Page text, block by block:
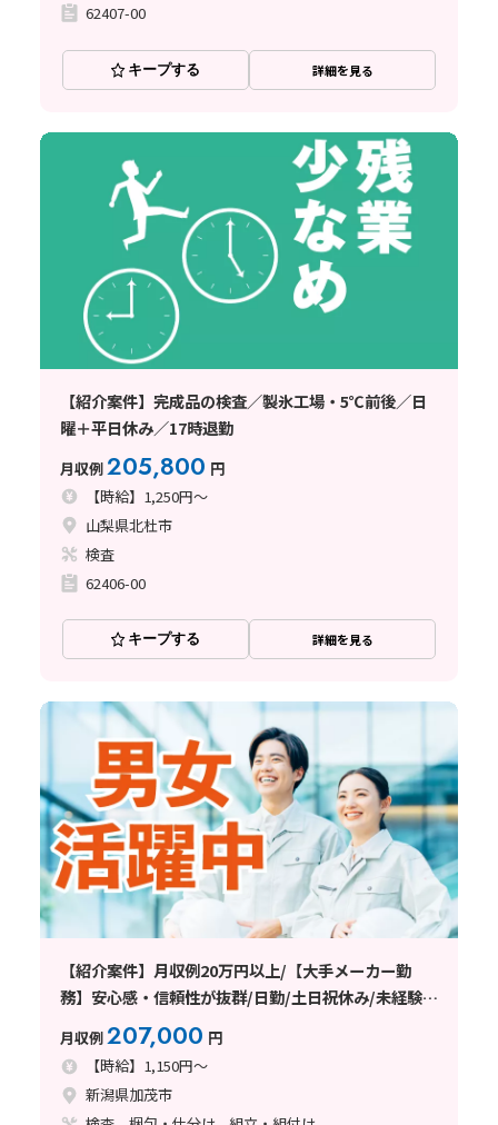
62407-00
キープする 詳細を見る
【紹介案件】完成品の検査／製氷工場・5℃前後／日
曜＋平日休み／17時退勤
月収例205,800 円
【時給】1,250円～
山梨県北杜市
検査
62406-00
キープする 詳細を見る
【紹介案件】月収例20万円以上/【大手メーカー勤
務】安心感・信頼性が抜群/日勤/土日祝休み/未経験者
歓迎/20から40代の男女活躍中/車通勤可能/日払い・
週払い制度あり
月収例207,000 円
【時給】1,150円～
新潟県加茂市